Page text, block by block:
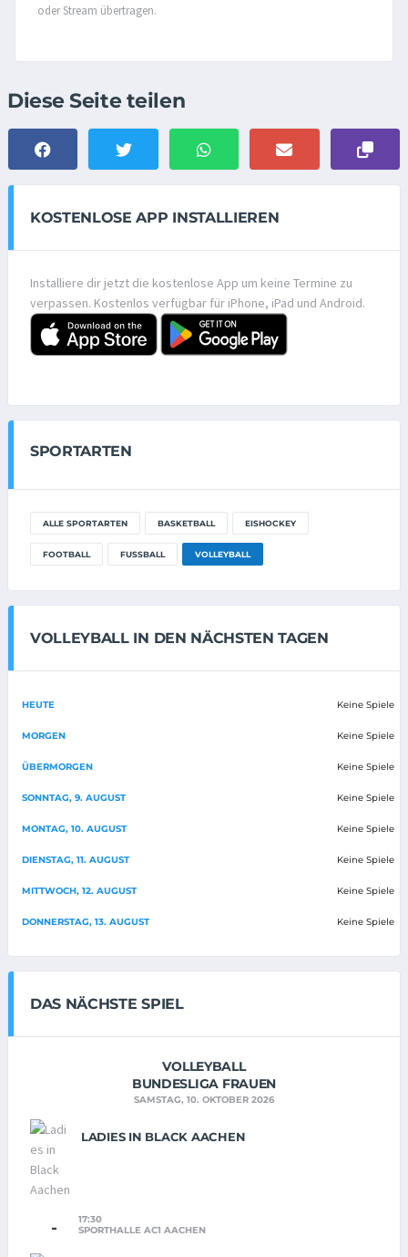
oder Stream übertragen.
Diese Seite teilen
KOSTENLOSE APP INSTALLIEREN
Installiere dir jetzt die kostenlose App um keine Termine zu
verpassen. Kostenlos verfügbar für iPhone, iPad und Android.
SPORTARTEN
ALLE SPORTARTEN BASKETBALL EISHOCKEY
FOOTBALL FUSSBALL VOLLEYBALL
VOLLEYBALL IN DEN NÄCHSTEN TAGEN
HEUTE Keine Spiele
MORGEN Keine Spiele
ÜBERMORGEN Keine Spiele
SONNTAG, 9. AUGUST Keine Spiele
MONTAG, 10. AUGUST Keine Spiele
DIENSTAG, 11. AUGUST Keine Spiele
MITTWOCH, 12. AUGUST Keine Spiele
DONNERSTAG, 13. AUGUST Keine Spiele
DAS NÄCHSTE SPIEL
VOLLEYBALL
BUNDESLIGA FRAUEN
SAMSTAG, 10. OKTOBER 2026
LADIES IN BLACK AACHEN
-
17:30
SPORTHALLE AC1 AACHEN